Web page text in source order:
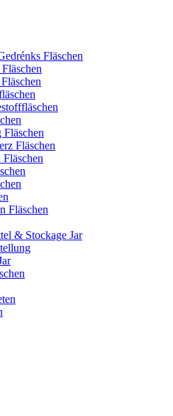
Fläschen
Fläschen
Fläschen
Fläschen
Fläschen
& Stockage Jar